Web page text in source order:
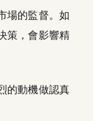
場的監督。如
策，會影響精
的動機做認真